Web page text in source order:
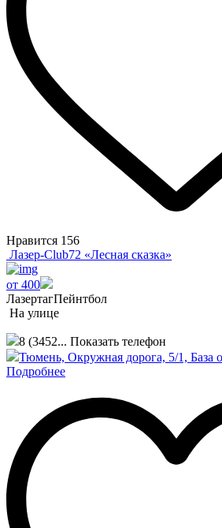
Нравится 156
Лазер-Club72 «Лесная сказка»
от 400
ЛазертагПейнтбол
На улице
8 (3452... Показать телефон
Тюмень, Окружная дорога, 5/1, База
Подробнее